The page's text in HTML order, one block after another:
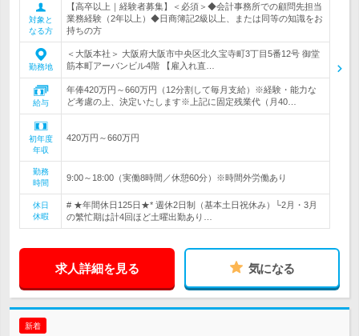
対象と
なる方
【高卒以上｜経験者募集】＜必須＞◆会計事務所での顧問先担当
業務経験（2年以上）◆日商簿記2級以上、または同等の知識をお
持ちの方
勤務地
＜大阪本社＞ 大阪府大阪市中央区北久宝寺町3丁目5番12号 御堂
筋本町アーバンビル4階 【雇入れ直…
給与
年俸420万円～660万円（12分割して毎月支給）※経験・能力な
ど考慮の上、決定いたします※上記に固定残業代（月40…
初年度
年収
420万円～660万円
勤務
時間
9:00～18:00（実働8時間／休憩60分）※時間外労働あり
休日
休暇
# ★年間休日125日★* 週休2日制（基本土日祝休み）└2月・3月
の繁忙期は計4回ほど土曜出勤あり…
求人詳細を見る 気になる
新着